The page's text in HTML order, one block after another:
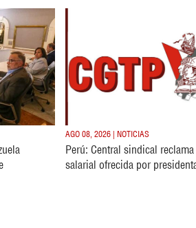
AGO 08, 2026 | NOTICIAS
Perú: Central sindical
salarial ofrecida por